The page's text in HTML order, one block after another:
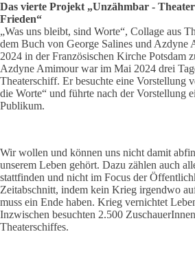
Das vierte Projekt „Unzähmbar -
Frieden“
„Was uns bleibt, sind Worte“, Collage aus
dem Buch von George Salines und Azdyne
2024 in der Französischen Kirche Potsdam
Azdyne Amimour war im Mai 2024 drei
Theaterschiff. Er besuchte eine Vorstellung
die Worte“ und führte nach der Vorstellung
Publikum.
Wir wollen und können uns nicht damit
unserem Leben gehört. Dazu zählen auch
stattfinden und nicht im Focus der
Zeitabschnitt, indem kein Krieg irgendwo
muss ein Ende haben. Krieg vernichtet
Inzwischen besuchten 2.500
Theaterschiffes.